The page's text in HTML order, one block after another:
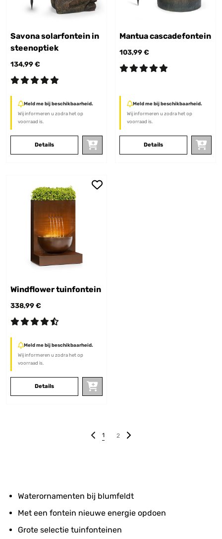
Savona solarfontein in
steenoptiek
134,99 €
Meld me bij beschikbaarheid.
Wij informeren u zodra het op
voorraad is.
Details
Mantua cascadefontein
103,99 €
Meld me bij beschikbaarheid.
Wij informeren u zodra het op
voorraad is.
Details
Windflower tuinfontein
338,99 €
Meld me bij beschikbaarheid.
Wij informeren u zodra het op
voorraad is.
Details
1 2
Waterornamenten bij blumfeldt
Met een fontein nieuwe energie opdoen
Grote selectie tuinfonteinen